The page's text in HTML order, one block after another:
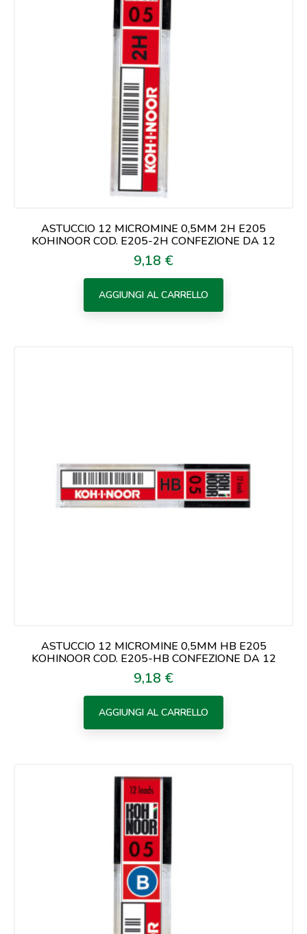
ASTUCCIO 12 MICROMINE 0,5MM 2H E205
KOHINOOR COD. E205-2H CONFEZIONE DA 12
Prezzo
9,18 €
AGGIUNGI AL CARRELLO
ASTUCCIO 12 MICROMINE 0,5MM HB E205
KOHINOOR COD. E205-HB CONFEZIONE DA 12
Prezzo
9,18 €
AGGIUNGI AL CARRELLO